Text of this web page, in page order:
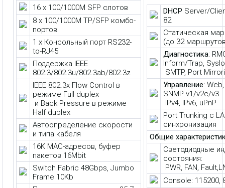
16 x 100/1000M SFP слотов
8 x 100/1000M TP/SFP комбо-
портов
1 х Консольный порт RS232-
to-RJ45
Поддержка IEEE
802.3/802.3u/802.3ab/802.3z
IEEE 802.3x Flow Control в
режиме Full duplex
и Back Pressure в режиме
Half duplex
Автоопределение скорости
и типа кабеля
16K MAC-адресов, буфер
пакетов 16Mbit
Switch Fabric 48Gbps, Jumbo
Frame 10Kb
DHCP Server/
82
Статическая
(до 32
Диагностика:
Inform/Trap,
SMTP, Port
Управление:
SNMP v1/v2c/v3
IPv4, IPv6, uPnP
Port Trunking с
синхронизация
Общие
Светодиодные
состояния:
PWR, FAN,
Console: 115200,